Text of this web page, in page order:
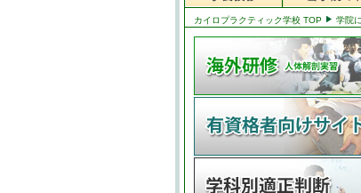
カイロプラクティック学校 TOP 学院